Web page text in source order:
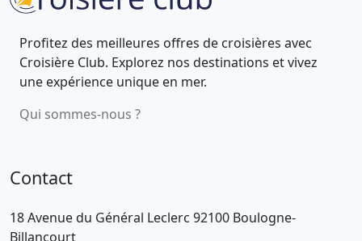
Profitez des meilleures offres de croisières avec
Croisière Club. Explorez nos destinations et vivez
une expérience unique en mer.
Qui sommes-nous ?
Contact
18 Avenue du Général Leclerc 92100 Boulogne-
Billancourt